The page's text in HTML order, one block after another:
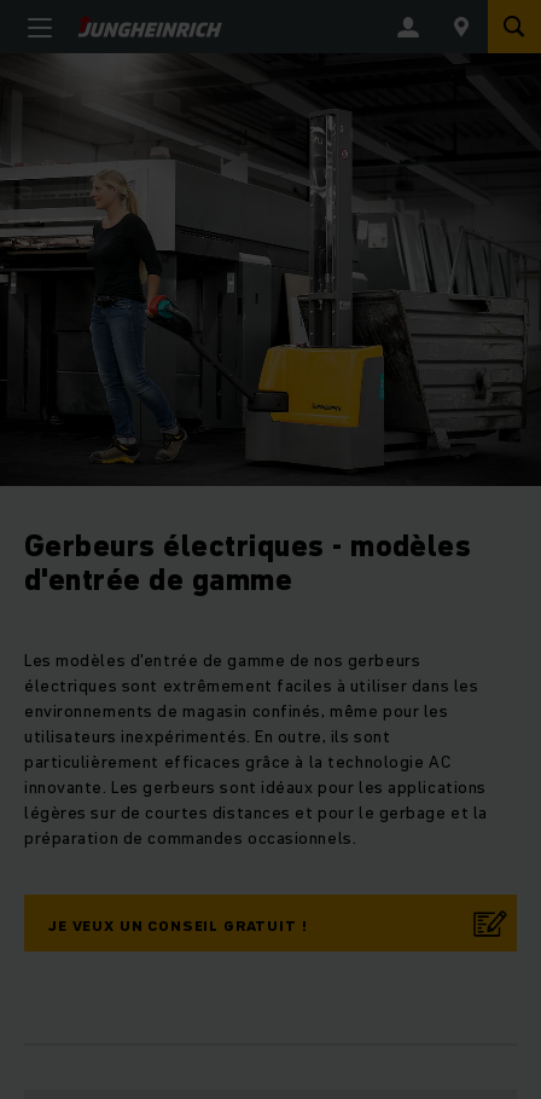
Gerbeurs électriques - modèles
d'entrée de gamme
Les modèles d'entrée de gamme de nos gerbeurs
électriques sont extrêmement faciles à utiliser dans les
environnements de magasin confinés, même pour les
utilisateurs inexpérimentés. En outre, ils sont
particulièrement efficaces grâce à la technologie AC
innovante. Les gerbeurs sont idéaux pour les applications
légères sur de courtes distances et pour le gerbage et la
préparation de commandes occasionnels.
JE VEUX UN CONSEIL GRATUIT !